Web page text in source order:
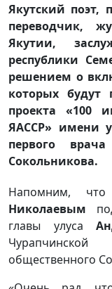
Якутский поэт,
переводчик,
Якутии,
республики
решением о
которых
проекта «100
ЯАССР» имени
первого
Сокольникова.
Напомним, что
Николаевым
главы улуса
общественного